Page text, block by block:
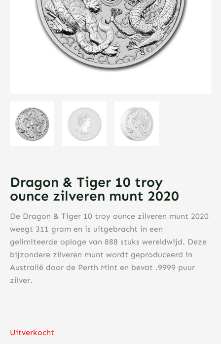
Dragon & Tiger 10 troy
ounce zilveren munt 2020
De Dragon & Tiger 10 troy ounce zilveren munt 2020
weegt 311 gram en is uitgebracht in een
gelimiteerde oplage van 888 stuks wereldwijd. Deze
bijzondere zilveren munt wordt geproduceerd in
Australië door de Perth Mint en bevat .9999 puur
zilver.
Uitverkocht